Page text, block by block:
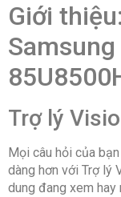
thước có
chân:
Bluetooth:
Kết nối
Internet:
Giới
Trợ lý
Mọi câu hỏi của
dàng hơn với Trợ lý
dung đang xem